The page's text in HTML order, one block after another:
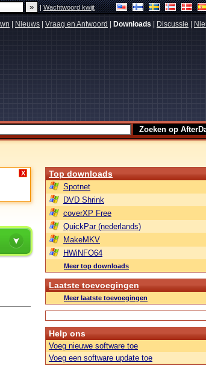
|Wachtwoord kwijt
Nieuws Vraag en Antwoord Downloads Discussie
X Top downloads
Spotnet
DVD Shrink
coverXP Free
QuickPar (nederlands)
MakeMKV
HWiNFO64
Meer top downloads
Laatste toevoegingen
Meer laatste toevoegingen
Help ons
Voeg nieuwe software toe
Voeg een software update toe